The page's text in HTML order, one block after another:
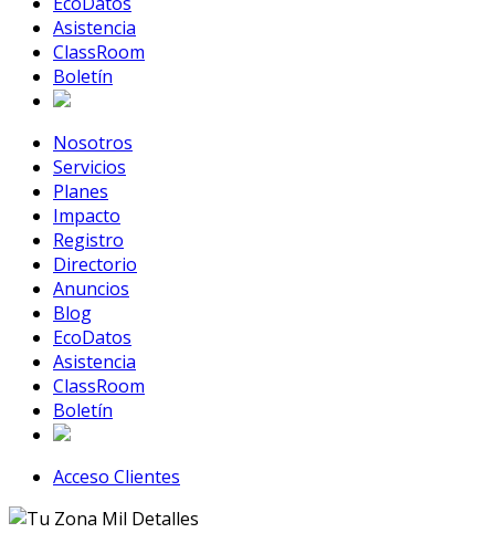
Asistencia
ClassRoom
Boletín
Nosotros
Servicios
Planes
Impacto
Registro
Directorio
Anuncios
Blog
EcoDatos
Asistencia
ClassRoom
Boletín
Acceso Clientes